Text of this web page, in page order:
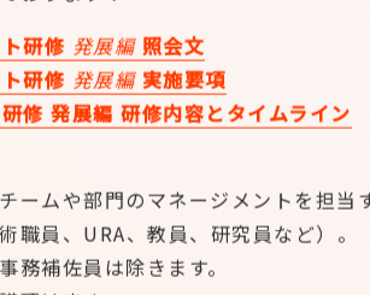
おります！
ト研修発展編照会文
ト研修発展編実施要項
修 発展編 研修内容とタイムライン
ームや部門のマネージメントを担当
職員、URA、教員、研究員など）。
補佐員は除きます。